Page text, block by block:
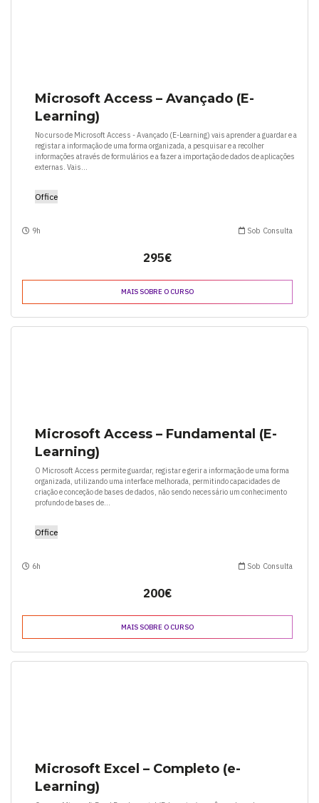
Microsoft Access – Avançado (E-
Learning)
No curso de Microsoft Access - Avançado (E-Learning) vais aprender a guardar e a
registar a informação de uma forma organizada, a pesquisar e a recolher
informações através de formulários e a fazer a importação de dados de aplicações
externas. Vais...
Office
9h Sob Consulta
295€
MAIS SOBRE O CURSO
Microsoft Access – Fundamental (E-
Learning)
O Microsoft Access permite guardar, registar e gerir a informação de uma forma
organizada, utilizando uma interface melhorada, permitindo capacidades de
criação e conceção de bases de dados, não sendo necessário um conhecimento
profundo de bases de...
Office
6h Sob Consulta
200€
MAIS SOBRE O CURSO
Microsoft Excel – Completo (e-
Learning)